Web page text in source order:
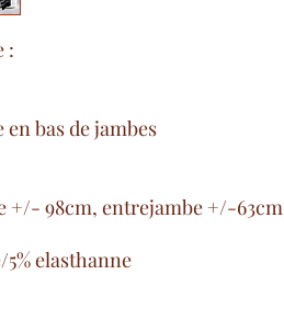
:
bas de jambes
+/- 98cm, entrejambe +/-63cm
elasthanne